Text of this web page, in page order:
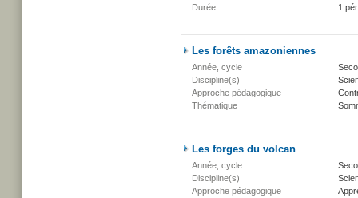
Durée
1
Les forêts amazoniennes
Année, cycle
Discipline(s)
Approche pédagogique
Thématique
Les forges du volcan
Année, cycle
Discipline(s)
Approche pédagogique